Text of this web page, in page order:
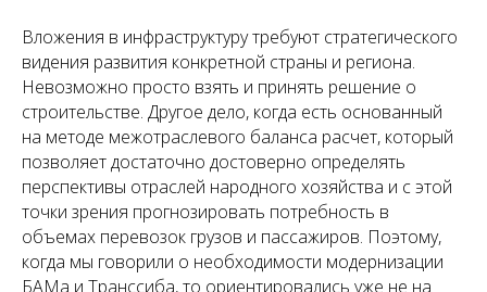
Вложения в инфраструктуру требуют стратегического
видения развития конкретной страны и региона.
Невозможно просто взять и принять решение о
строительстве. Другое дело, когда есть основанный
на методе межотраслевого баланса расчет, который
позволяет достаточно достоверно определять
перспективы отраслей народного хозяйства и с этой
точки зрения прогнозировать потребность в
объемах перевозок грузов и пассажиров. Поэтому,
когда мы говорили о необходимости модернизации
БАМа и Транссиба, то ориентировались уже не на